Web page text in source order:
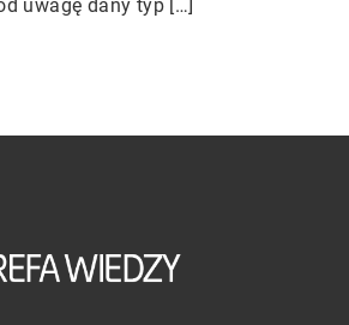
uwagę dany typ […]